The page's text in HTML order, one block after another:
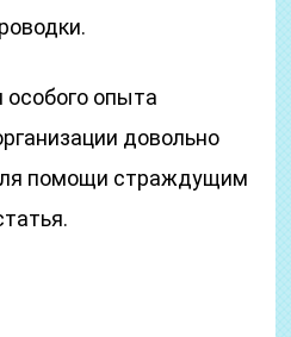
особого опыта
довольно
помощи страждущим